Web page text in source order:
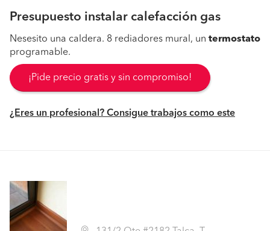
Presupuesto instalar calefacción gas
Nesesito una caldera. 8 rediadores mural, un termostato
programable.
¡Pide precio gratis y sin compromiso!
¿Eres un profesional? Consigue trabajos como este